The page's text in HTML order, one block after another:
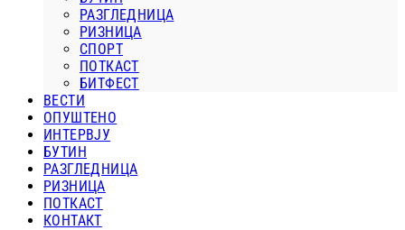
РАЗГЛЕДНИЦА
РИЗНИЦА
СПОРТ
ПОТКАСТ
БИТФЕСТ
ВЕСТИ
ОПУШТЕНО
ИНТЕРВЈУ
БУТИН
РАЗГЛЕДНИЦА
РИЗНИЦА
ПОТКАСТ
КОНТАКТ